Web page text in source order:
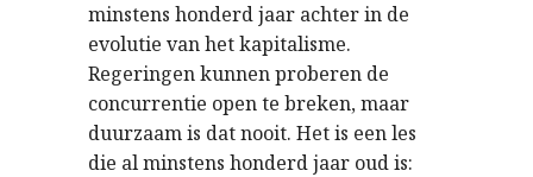
minstens honderd jaar achter in de
evolutie van het kapitalisme.
Regeringen kunnen proberen de
concurrentie open te breken, maar
duurzaam is dat nooit. Het is een les
die al minstens honderd jaar oud is: